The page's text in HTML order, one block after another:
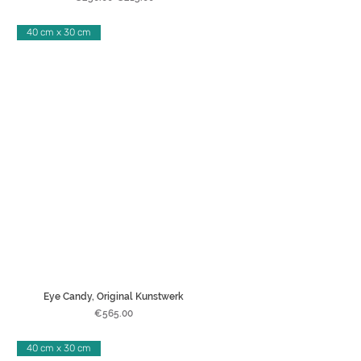
40 cm x 30 cm
Eye Candy, Original Kunstwerk
Price
€565.00
40 cm x 30 cm